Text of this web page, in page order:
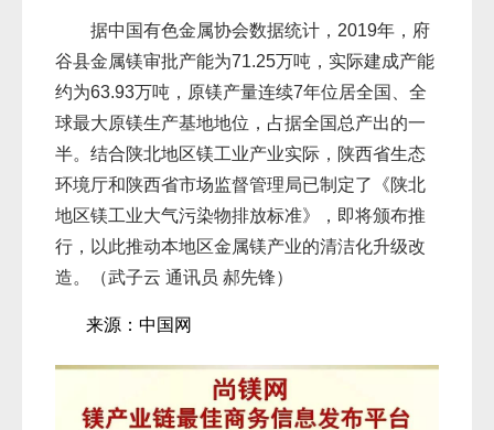
据中国有色金属协会数据统计，2019年，府
谷县金属镁审批产能为71.25万吨，实际建成产能
约为63.93万吨，原镁产量连续7年位居全国、全
球最大原镁生产基地地位，占据全国总产出的一
半。结合陕北地区镁工业产业实际，陕西省生态
环境厅和陕西省市场监督管理局已制定了《陕北
地区镁工业大气污染物排放标准》，即将颁布推
行，以此推动本地区金属镁产业的清洁化升级改
造。
（武子云 通讯员 郝先锋）
来源：中国网